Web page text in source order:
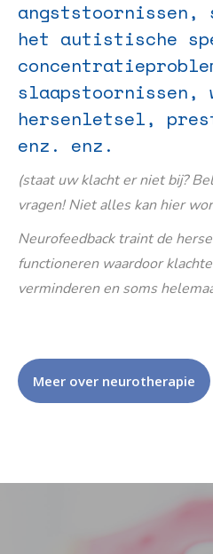
angststoornissen,
het autistische
slaapstoornissen,
hersenletsel,
enz. enz.
(staat uw klacht er niet bij?
vragen! Niet alles kan hier
Neurofeedback traint de
functioneren waardoor
verminderen en soms
Meer over neurotherapie